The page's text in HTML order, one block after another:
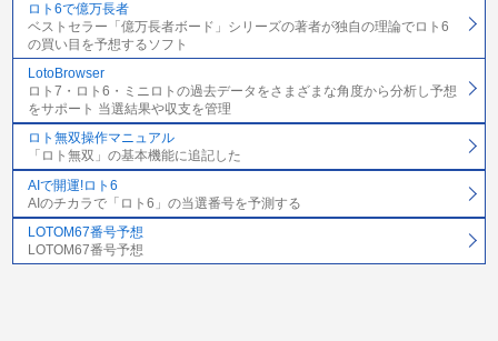
ロト6で億万長者
ベストセラー「億万長者ボード」シリーズの著者が独自の理論でロト6
の買い目を予想するソフト
LotoBrowser
ロト7・ロト6・ミニロトの過去データをさまざまな角度から分析し予想
をサポート 当選結果や収支を管理
ロト無双操作マニュアル
「ロト無双」の基本機能に追記した
AIで開運!ロト6
AIのチカラで「ロト6」の当選番号を予測する
LOTOM67番号予想
LOTOM67番号予想